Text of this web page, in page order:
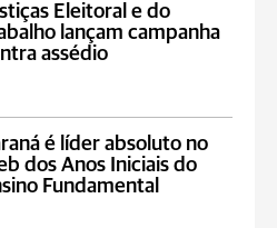
Eleitoral e do
lançam campanha
assédio
é líder absoluto no
dos Anos Iniciais do
Fundamental